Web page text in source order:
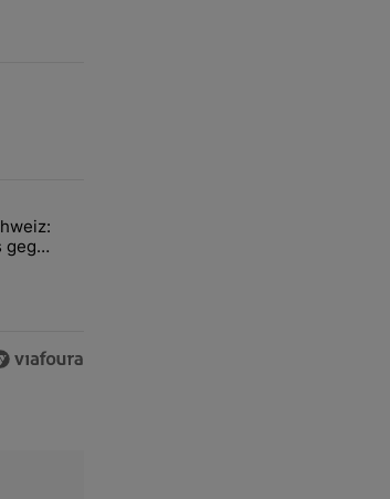
letzten 7 days.
Anteilen" mit 2 kommentare.
in der Schweiz: Die besten Tipps gegen